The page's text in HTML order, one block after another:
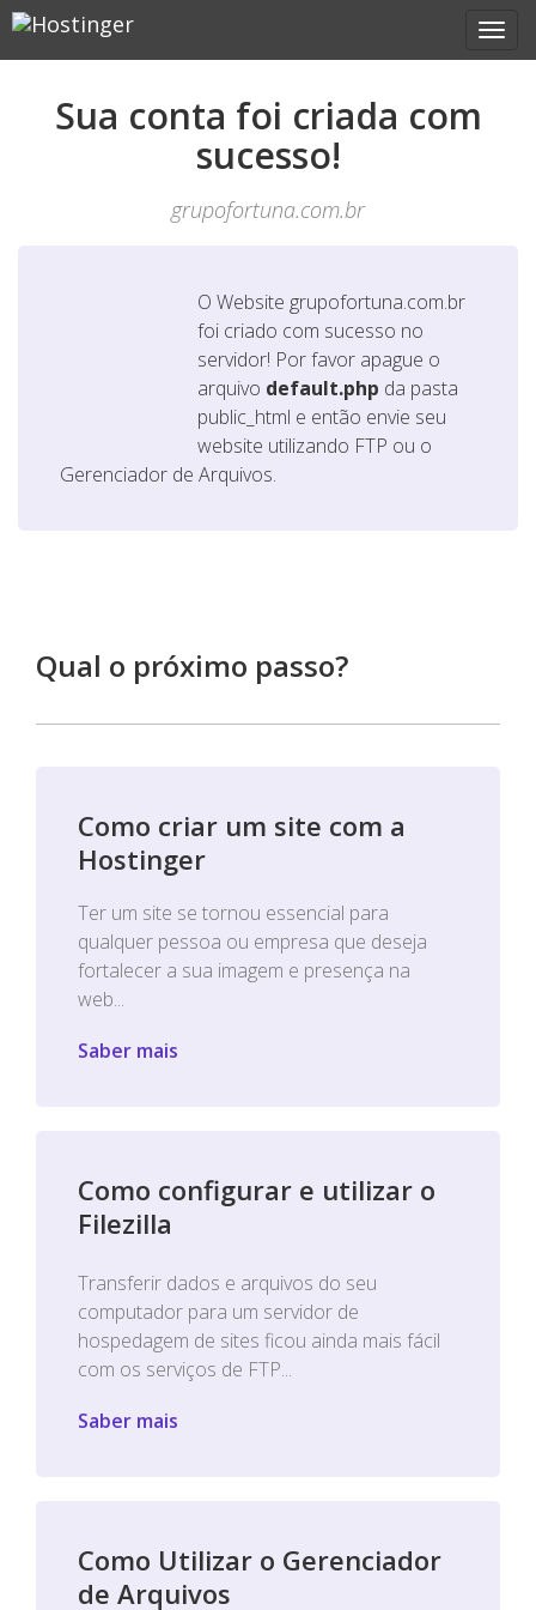
Sua conta foi criada com
sucesso!
grupofortuna.com.br
O Website grupofortuna.com.br
foi criado com sucesso no
servidor! Por favor apague o
arquivo default.php da pasta
public_html e então envie seu
website utilizando FTP ou o
Gerenciador de Arquivos.
Qual o próximo passo?
Como criar um site com a
Hostinger
Ter um site se tornou essencial para
qualquer pessoa ou empresa que deseja
fortalecer a sua imagem e presença na
web...
Saber mais
Como configurar e utilizar o
Filezilla
Transferir dados e arquivos do seu
computador para um servidor de
hospedagem de sites ficou ainda mais fácil
com os serviços de FTP...
Saber mais
Como Utilizar o Gerenciador
de Arquivos